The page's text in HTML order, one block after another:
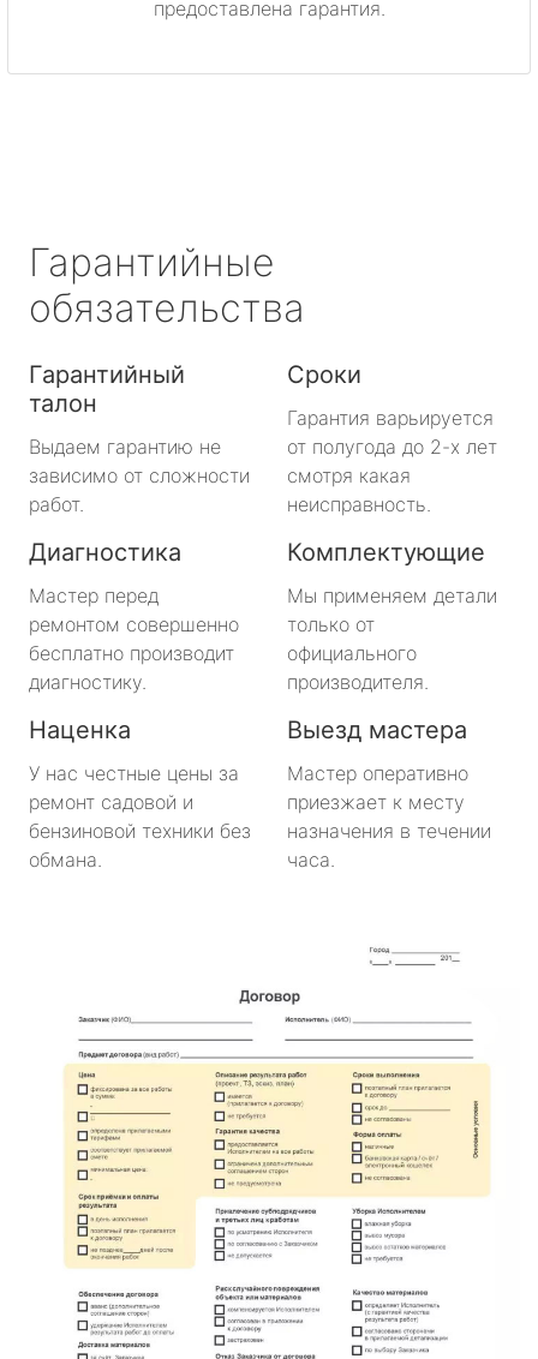
Сясьстрой
Тосно
Шлиссельбург
Важины
Вырица
Дружная Горка
имени Морозова
имени Свердлова
Красный Бор
Кузнечное
Кузьмоловский
Лебяжье
предоставлена гарантия.
Гарантийные
обязательства
Гарантийный
талон
Выдаем гарантию не
зависимо от сложности
работ.
Сроки
Гарантия варьируется
от полугода до 2-х лет
смотря какая
неисправность.
Диагностика
Мастер перед
ремонтом совершенно
бесплатно производит
диагностику.
Комплектующие
Мы применяем детали
только от
официального
производителя.
Наценка
У нас честные цены за
ремонт садовой и
бензиновой техники без
обмана.
Выезд мастера
Мастер оперативно
приезжает к месту
назначения в течении
часа.